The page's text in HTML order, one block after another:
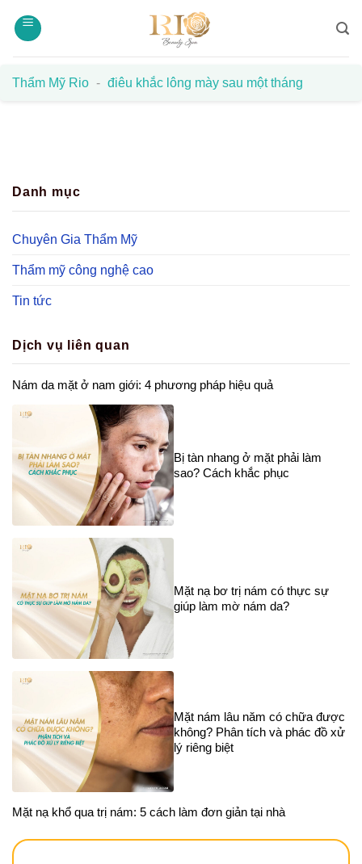
qua
Thẩm Mỹ Rio - điêu khắc lông mày sau một tháng
Danh mục
Chuyên Gia Thẩm Mỹ
Thẩm mỹ công nghệ cao
Tin tức
Dịch vụ liên quan
Nám da mặt ở nam giới: 4 phương pháp hiệu quả
Bị tàn nhang ở mặt phải làm
sao? Cách khắc phục
Mặt nạ bơ trị nám có thực sự
giúp làm mờ nám da?
Mặt nám lâu năm có chữa được
không? Phân tích và phác đồ xử
lý riêng biệt
Mặt nạ khổ qua trị nám: 5 cách làm đơn giản tại nhà